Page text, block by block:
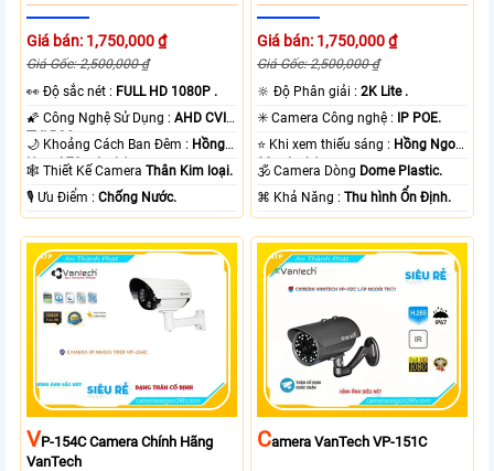
Giá bán: 1,750,000 ₫
Giá Gốc: 2,500,000 ₫
️👀 Độ sắc nét : FULL HD 1080P .
🌠 Công Nghệ Sử Dụng :AHD CVI
TVI BCS.
🌙 Khoảng Cách Ban Đêm : Hồng
Ngoại 70m Led Array.
🕸️ Thiết Kế CameraThân Kim loại.
️🎙 Ưu Điểm :Chống Nước.
Giá bán: 1,750,000 ₫
Giá Gốc: 2,500,000 ₫
🔆 Độ Phân giải :2K Lite .
✳️ Camera Công nghệ :
IP POE.
⭐ Khi xem thiếu sáng : Hồng Ngoại
30m Led Array.
🕉️ Camera Dòng Dome Plastic.
️⌘ Khả Năng :Thu hình Ổn Định.
VP-154C Camera Chính Hãng
VanTech
CAmera VanTech VP-151C